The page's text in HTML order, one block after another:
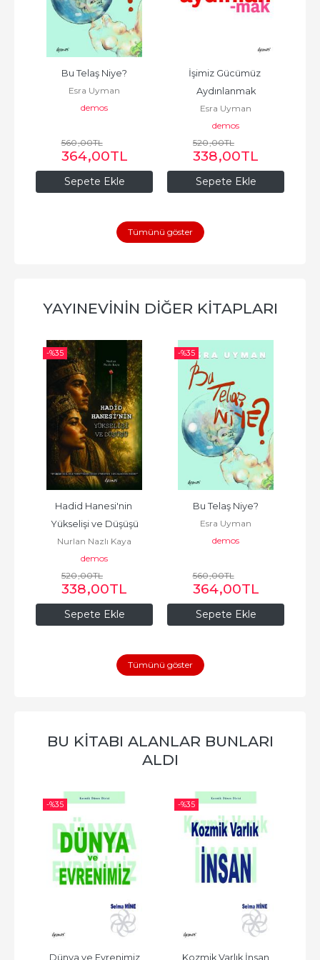
Sepete Ekle
Bu Telaş Niye?
Esra Uyman
demos
560,00TL
364,00TL
Sepete Ekle
İşimiz Gücümüz
Aydınlanmak
Esra Uyman
demos
520,00TL
338,00TL
Tümünü göster
YAYINEVININ DIĞER KITAPLARI
-%35
Sepete Ekle
Hadid Hanesi'nin
Yükselişi ve Düşüşü
Nurlan Nazlı Kaya
demos
520,00TL
338,00TL
-%35
Sepete Ekle
Bu Telaş Niye?
Esra Uyman
demos
560,00TL
364,00TL
Tümünü göster
BU KITABI ALANLAR BUNLARI
ALDI
-%35
Dünya ve Evrenimiz
-%35
Kozmik Varlık İnsan